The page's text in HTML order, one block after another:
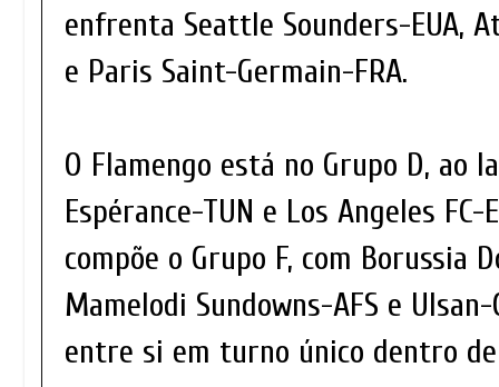
enfrenta Seattle Sounders-EUA,
e Paris Saint-Germain-FRA.
O Flamengo está no Grupo D, ao
Espérance-TUN e Los Angeles FC-
compõe o Grupo F, com Borussia
Mamelodi Sundowns-AFS e
entre si em turno único dentro